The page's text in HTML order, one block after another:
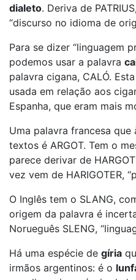
dialeto. Deriva de
“discurso no idioma de
Para se dizer “linguagem
podemos usar a palavra
palavra cigana, CALÓ.
usada em relação aos
Espanha, que eram mais
Uma palavra francesa que
textos é ARGOT. Tem o
parece derivar de
vez vem de HARIGOTER,
O Inglês tem o SLANG,
origem da palavra é
Norueguês SLENG,
Há uma espécie de gíria
irmãos argentinos: é o